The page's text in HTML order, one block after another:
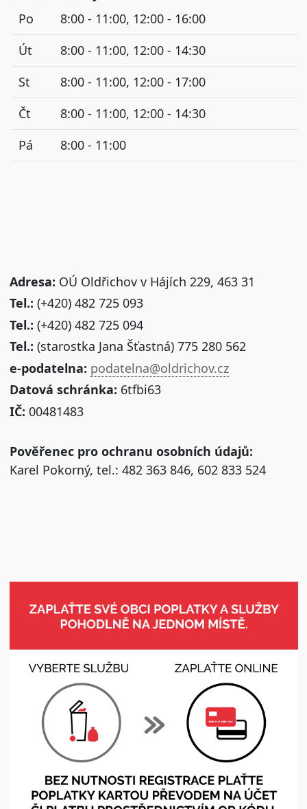
Po
8:00 - 11:00, 12:00 - 16:00
Út
8:00 - 11:00, 12:00 - 14:30
St
8:00 - 11:00, 12:00 - 17:00
Čt
8:00 - 11:00, 12:00 - 14:30
Pá
8:00 - 11:00
Adresa: OÚ Oldřichov v Hájích 229, 463 31
Tel.: (+420) 482 725 093
Tel.: (+420) 482 725 094
Tel.: (starostka Jana Šťastná) 775 280 562
e-podatelna: podatelna@oldrichov.cz
Datová schránka: 6tfbi63
IČ: 00481483
Pověřenec pro ochranu osobních údajů:
Karel Pokorný, tel.: 482 363 846, 602 833 524